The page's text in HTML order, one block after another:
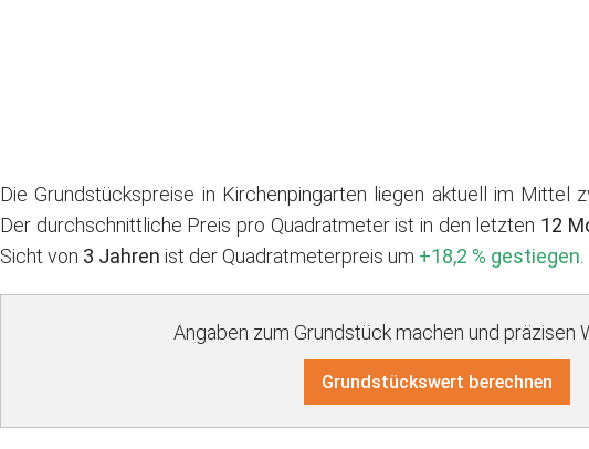
Die Grundstückspreise in Kirchenpingarten liegen aktuell im Mittel
Der durchschnittliche Preis pro Quadratmeter ist in den letzten 12
Sicht von 3 Jahren ist der Quadratmeterpreis um +18,2 % gestiegen
Angaben zum Grundstück machen und präzisen
Grundstückswert berechnen